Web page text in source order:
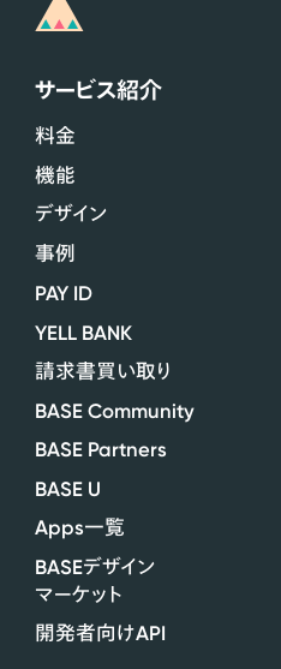
サービス紹介
料金
機能
デザイン
事例
PAY ID
YELL BANK
請求書買い取り
BASE Community
BASE Partners
BASE U
Apps一覧
BASEデザイン
マーケット
開発者向けAPI